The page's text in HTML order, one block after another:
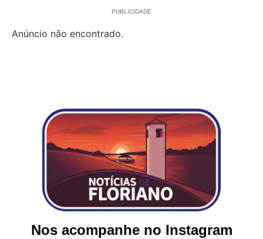
PUBLICIDADE
Anúncio não encontrado.
Nos acompanhe no Instagram